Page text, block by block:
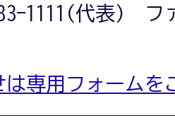
1111(代表) フ
は専用フォームを